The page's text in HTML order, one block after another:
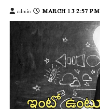
admin MARCH 13 2:57 PM